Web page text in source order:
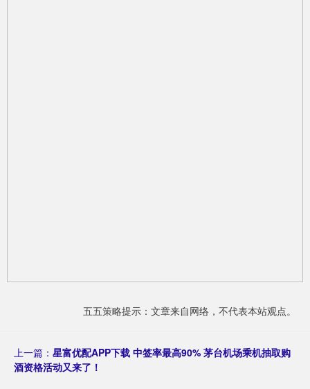
五五策略提示：文章来自网络，不代表本站观点。
上一篇： 星富优配APP下载 中签率最高90% 茅台机场乘机抽取购
酒资格活动又来了！